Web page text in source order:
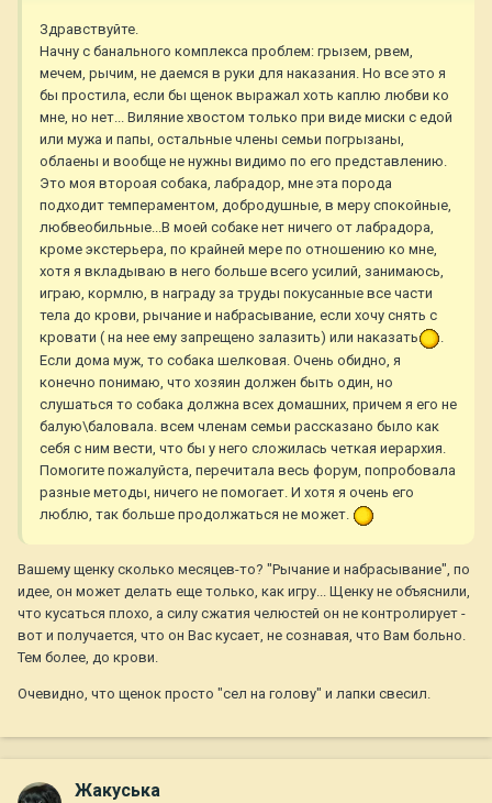
Здравствуйте.
Начну с банального комплекса проблем: грызем, рвем,
мечем, рычим, не даемся в руки для наказания. Но все это я
бы простила, если бы щенок выражал хоть каплю любви ко
мне, но нет... Виляние хвостом только при виде миски с едой
или мужа и папы, остальные члены семьи погрызаны,
облаены и вообще не нужны видимо по его представлению.
Это моя второая собака, лабрадор, мне эта порода
подходит темпераментом, добродушные, в меру спокойные,
любвеобильные...В моей собаке нет ничего от лабрадора,
кроме экстерьера, по крайней мере по отношению ко мне,
хотя я вкладываю в него больше всего усилий, занимаюсь,
играю, кормлю, в награду за труды покусанные все части
тела до крови, рычание и набрасывание, если хочу снять с
кровати ( на нее ему запрещено залазить) или наказать
.
Если дома муж, то собака шелковая. Очень обидно, я
конечно понимаю, что хозяин должен быть один, но
слушаться то собака должна всех домашних, причем я его не
балую\баловала. всем членам семьи рассказано было как
себя с ним вести, что бы у него сложилась четкая иерархия.
Помогите пожалуйста, перечитала весь форум, попробовала
разные методы, ничего не помогает. И хотя я очень его
люблю, так больше продолжаться не может.
Вашему щенку сколько месяцев-то? "Рычание и набрасывание", по
идее, он может делать еще только, как игру... Щенку не объяснили,
что кусаться плохо, а силу сжатия челюстей он не контролирует -
вот и получается, что он Вас кусает, не сознавая, что Вам больно.
Тем более, до крови.
Очевидно, что щенок просто "сел на голову" и лапки свесил.
Жакуська